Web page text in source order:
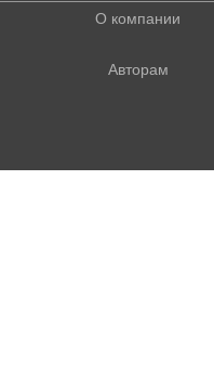
О компании
Авторам